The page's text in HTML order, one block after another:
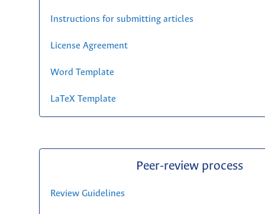
Instructions for submitting articles
License Agreement
Word Template
LaTeX Template
Peer-review process
Review Guidelines